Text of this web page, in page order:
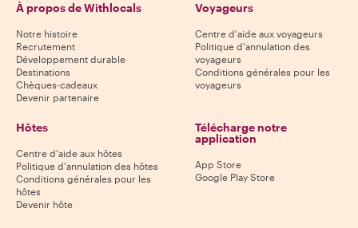
À propos de Withlocals
Notre histoire
Recrutement
Développement durable
Destinations
Chèques-cadeaux
Devenir partenaire
Voyageurs
Centre d'aide aux voyageurs
Politique d'annulation des
voyageurs
Conditions générales pour les
voyageurs
Hôtes
Centre d'aide aux hôtes
Politique d'annulation des hôtes
Conditions générales pour les
hôtes
Devenir hôte
Télécharge notre
application
App Store
Google Play Store